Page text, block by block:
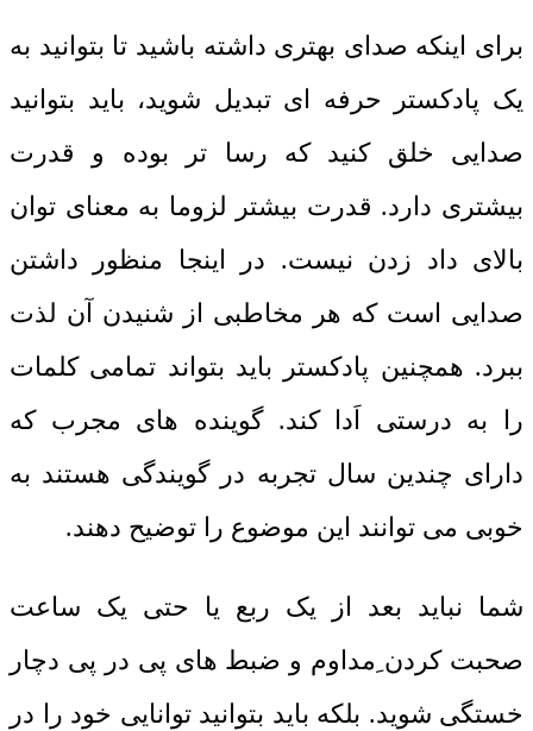
برای اینکه صدای بهتری داشته باشید تا بتوانید به
یک پادکستر حرفه ای تبدیل شوید، باید بتوانید
صدایی خلق کنید که رسا تر بوده و قدرت
بیشتری دارد. قدرت بیشتر لزوما به معنای توان
بالای داد زدن نیست. در اینجا منظور داشتن
صدایی است که هر مخاطبی از شنیدن آن لذت
ببرد. همچنین پادکستر باید بتواند تمامی کلمات
را به درستی اَدا کند. گوینده های مجرب که
دارای چندین سال تجربه در گویندگی هستند به
خوبی می توانند این موضوع را توضیح دهند.
شما نباید بعد از یک ربع یا حتی یک ساعت
صحبت کردن ِمداوم و ضبط های پی در پی دچار
خستگی شوید. بلکه باید بتوانید توانایی خود را در